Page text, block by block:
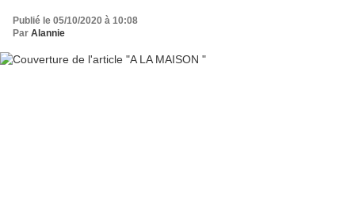
Publié le 05/10/2020 à 10:08
Par Alannie